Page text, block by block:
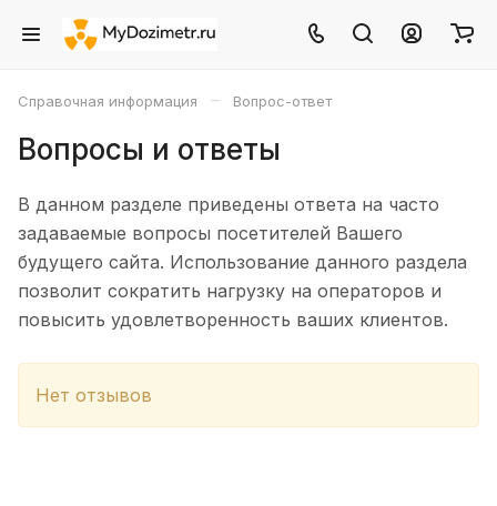
Справочная информация – Вопрос-ответ
Вопросы и ответы
В данном разделе приведены ответа на часто
задаваемые вопросы посетителей Вашего
будущего сайта. Использование данного раздела
позволит сократить нагрузку на операторов и
повысить удовлетворенность ваших клиентов.
Нет отзывов